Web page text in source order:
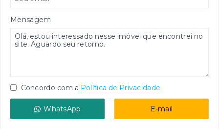
Mensagem
Concordo com a Política de Privacidade
WhatsApp E-mail